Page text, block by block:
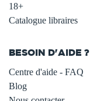
18+
Catalogue libraires
BESOIN D'AIDE ?
Centre d'aide - FAQ
Blog